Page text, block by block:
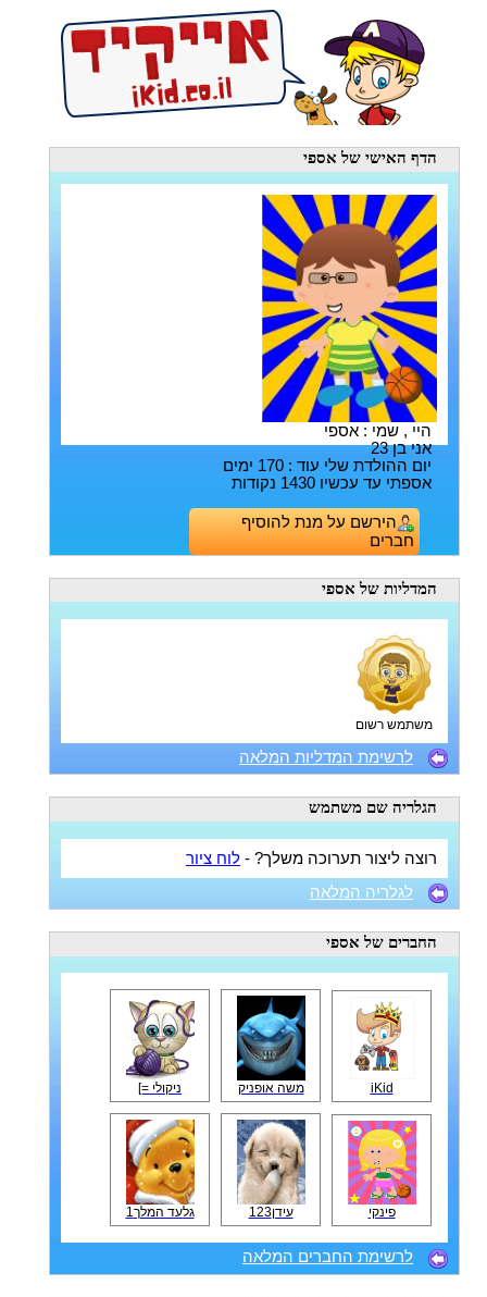
הדף האישי של אספי
היי , שמי : אספי
אני בן 23
יום ההולדת שלי עוד : 170 ימים
אספתי עד עכשיו 1430 נקודות
הירשם על מנת להוסיף
חברים
המדליות של אספי
משתמש רשום
לרשימת המדליות המלאה
הגלריה שם משתמש
רוצה ליצור תערוכה משלך? - לוח ציור
לגלריה המלאה
החברים של אספי
iKid משה אופניק ניקולי =]
פינקי עידן123 גלעד המלך1
לרשימת החברים המלאה